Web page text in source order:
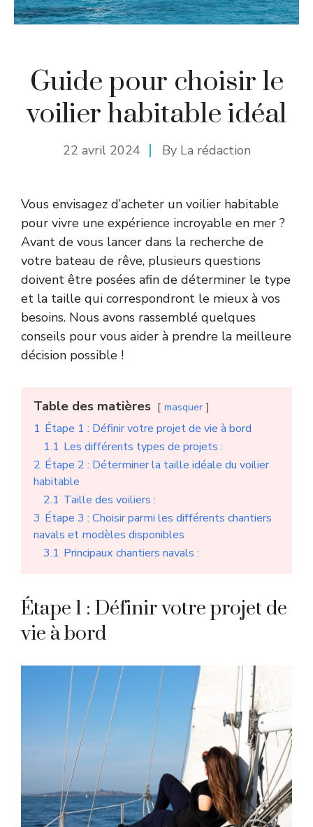
Guide pour choisir le
voilier habitable idéal
22 avril 2024 By La rédaction
Vous envisagez d’acheter un voilier habitable
pour vivre une expérience incroyable en mer ?
Avant de vous lancer dans la recherche de
votre bateau de rêve, plusieurs questions
doivent être posées afin de déterminer le type
et la taille qui correspondront le mieux à vos
besoins. Nous avons rassemblé quelques
conseils pour vous aider à prendre la meilleure
décision possible !
Table des matières masquer
1 Étape 1 : Définir votre projet de vie à bord
1.1 Les différents types de projets :
2 Étape 2 : Déterminer la taille idéale du voilier
habitable
2.1 Taille des voiliers :
3 Étape 3 : Choisir parmi les différents chantiers
navals et modèles disponibles
3.1 Principaux chantiers navals :
Étape 1 : Définir votre projet de
vie à bord